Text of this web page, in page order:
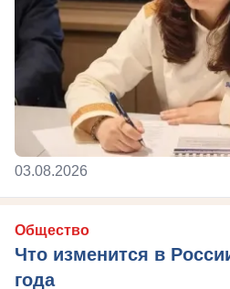
03.08.2026
Общество
Что изменится в
года